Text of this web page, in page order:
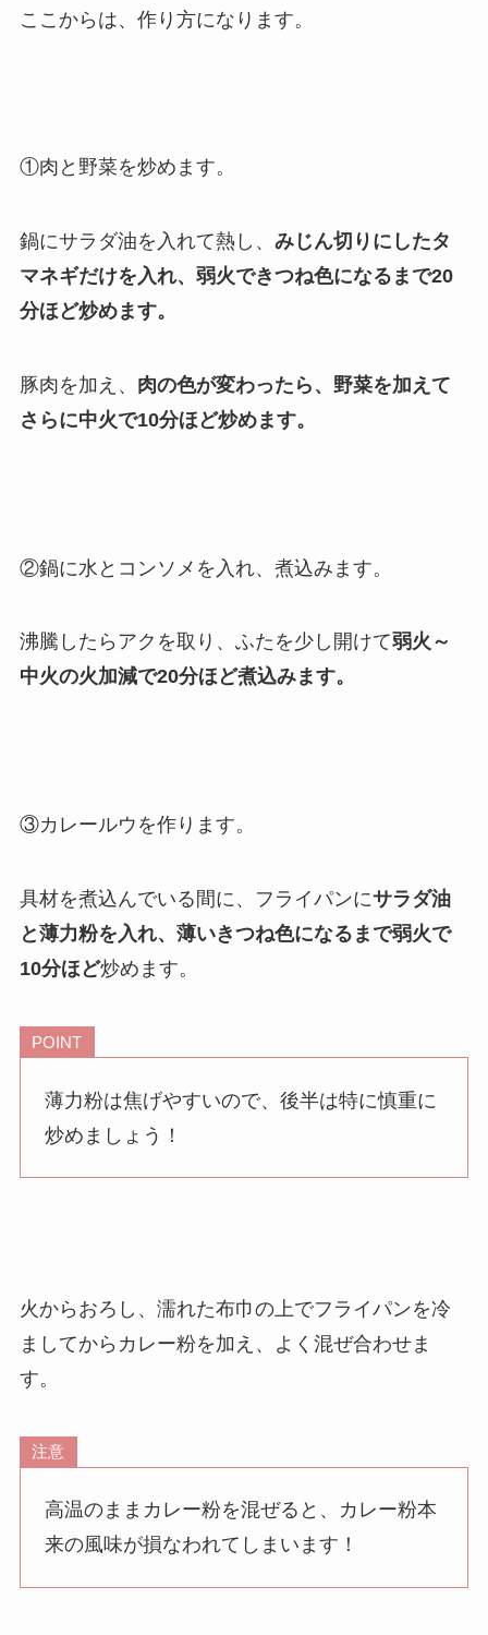
ここからは、作り方になります。
①肉と野菜を炒めます。
鍋にサラダ油を入れて熱し、 みじん切りにしたタ
マネギだけを入れ、弱火できつね色になるまで20
分ほど炒めます。
豚肉を加え、 肉の色が変わったら、野菜を加えて
さらに中火で10分ほど炒めます。
②鍋に水とコンソメを入れ、煮込みます。
沸騰したらアクを取り、ふたを少し開けて弱火～
中火の火加減で20分ほど煮込みます。
③カレールウを作ります。
具材を煮込んでいる間に、フライパンにサラダ油
と薄力粉を入れ、薄いきつね色になるまで弱火で
10分ほど炒めます。
POINT
薄力粉は焦げやすいので、後半は特に慎重に
炒めましょう！
火からおろし、 濡れた布巾の上でフライパンを冷
ましてから カレー粉を加え、よく混ぜ合わせま
す。
注意
高温のままカレー粉を混ぜると、カレー粉本
来の風味が損なわれてしまいます！